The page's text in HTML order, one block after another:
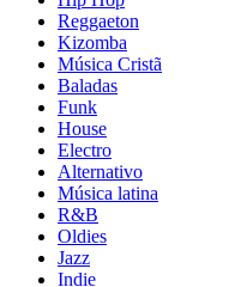
Reggaeton
Kizomba
Música Cristã
Baladas
Funk
House
Electro
Alternativo
Música latina
R&B
Oldies
Jazz
Indie